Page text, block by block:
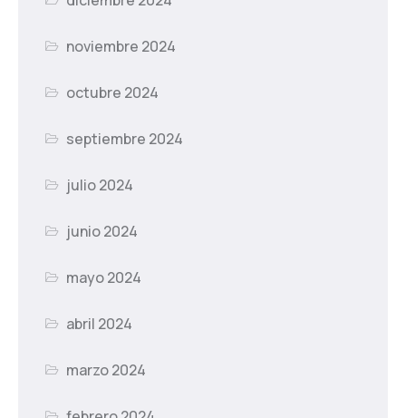
noviembre 2024
octubre 2024
septiembre 2024
julio 2024
junio 2024
mayo 2024
abril 2024
marzo 2024